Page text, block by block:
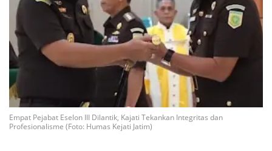
Empat Pejabat Eselon III Dilantik, Kajati Tekankan Integritas dan
Profesionalisme (Foto: Humas Kejati Jatim)